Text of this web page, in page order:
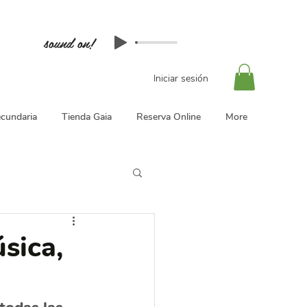
sound on!
Iniciar sesión
Tienda Gaia Reserva Online More